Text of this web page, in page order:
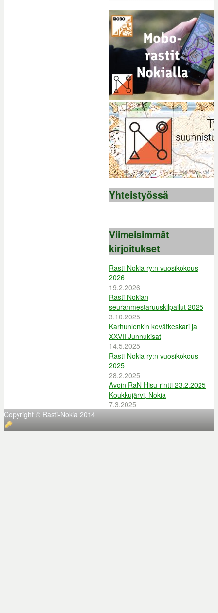
Yhteistyössä
Viimeisimmät
kirjoitukset
Rasti-Nokia ry:n vuosikokous
2026
19.2.2026
Rasti-Nokian
seuranmestaruuskilpailut 2025
3.10.2025
Karhunlenkin kevätkeskari ja
XXVII Junnukisat
14.5.2025
Rasti-Nokia ry:n vuosikokous
2025
28.2.2025
Avoin RaN Hisu-rintti 23.2.2025
Koukkujärvi, Nokia
7.3.2025
Copyright © Rasti-Nokia 2014